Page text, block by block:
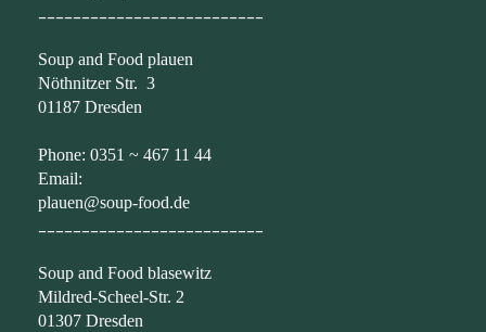
Soup and Food plauen
Nöthnitzer Str. 3
01187 Dresden
Phone: 0351 ~ 467 11 44
Email:
plauen@soup-food.de
Soup and Food blasewitz
Mildred-Scheel-Str. 2
01307 Dresden